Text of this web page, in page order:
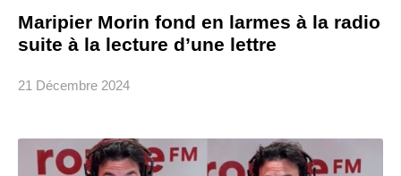
Maripier Morin fond en larmes à la radio
suite à la lecture d’une lettre
21 Décembre 2024